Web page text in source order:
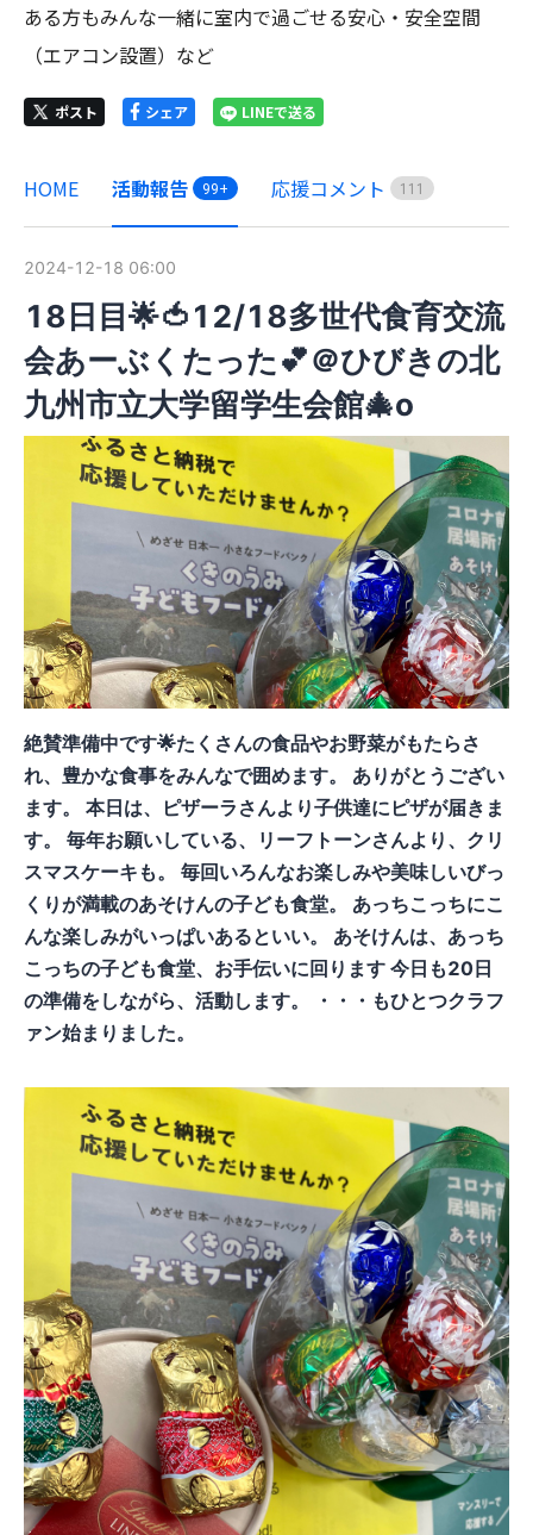
ある方もみんな一緒に室内で過ごせる安心・安全空間
（エアコン設置）など
ポスト シェア LINEで送る
HOME 活動報告 99+ 応援コメント 1 1 1
2024-12-18 06:00
18日目🌟🍅12/18多世代食育交流
会あーぶくたった💕＠ひびきの北
九州市立大学留学生会館🎄o
絶賛準備中です🌟たくさんの食品やお野菜がもたらさ
れ、豊かな食事をみんなで囲めます。 ありがとうござい
ます。 本日は、ピザーラさんより子供達にピザが届きま
す。 毎年お願いしている、リーフトーンさんより、クリ
スマスケーキも。 毎回いろんなお楽しみや美味しいびっ
くりが満載のあそけんの子ども食堂。 あっちこっちにこ
んな楽しみがいっぱいあるといい。 あそけんは、あっち
こっちの子ども食堂、お手伝いに回ります 今日も20日
の準備をしながら、活動します。 ・・・もひとつクラフ
ァン始まりました。